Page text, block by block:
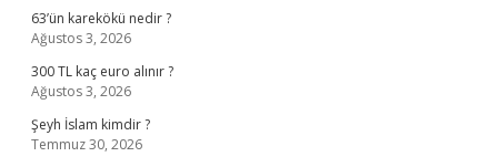
63’ün karekökü nedir ?
Ağustos 3, 2026
300 TL kaç euro alınır ?
Ağustos 3, 2026
Şeyh İslam kimdir ?
Temmuz 30, 2026